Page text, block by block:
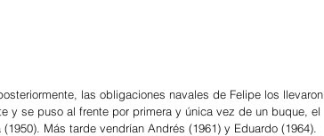
las obligaciones navales de Felipe los llevaron
y se puso al frente por primera y única vez de un buque, el
Más tarde vendrían Andrés (1961) y Eduardo (1964).